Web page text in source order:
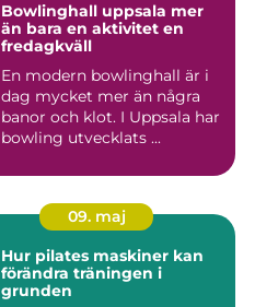
Bowlinghall uppsala mer
än bara en aktivitet en
fredagkväll
En modern bowlinghall är i
dag mycket mer än några
banor och klot. I Uppsala har
bowling utvecklats ...
09. maj
Hur pilates maskiner kan
förändra träningen i
grunden